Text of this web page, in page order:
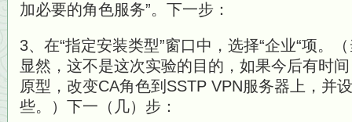
加必要的角色服务”。下一步：
3、在“指定安装类型”窗口中，选择“企业“项。
显然，这不是这次实验的目的，如果今后有时
原型，改变CA角色到SSTP VPN服务器上，并
些。）下一（几）步：